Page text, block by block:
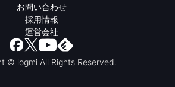
お問い合わせ
採用情報
運営会社
© logmi All Rights Reserved.